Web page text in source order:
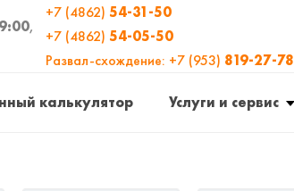
,
+7 (4862) 54-31-50
+7 (4862) 54-05-50
Развал-схождение: +7 (953) 819-27-78
калькулятор Услуги и сервис